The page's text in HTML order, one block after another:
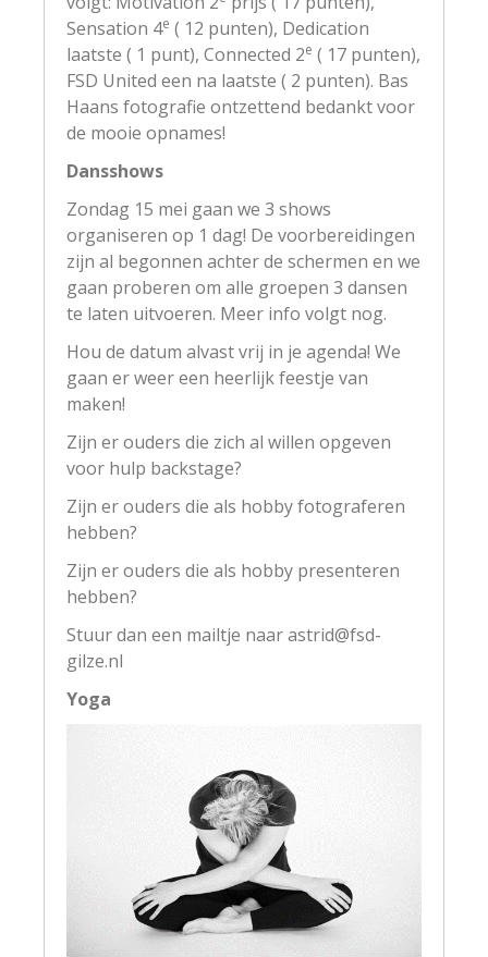
Sensation 4e ( 12 punten), Dedication
laatste ( 1 punt), Connected 2e ( 17 punten),
FSD United een na laatste ( 2 punten). Bas
Haans fotografie ontzettend bedankt voor
de mooie opnames!
Dansshows
Zondag 15 mei gaan we 3 shows
organiseren op 1 dag! De voorbereidingen
zijn al begonnen achter de schermen en we
gaan proberen om alle groepen 3 dansen
te laten uitvoeren. Meer info volgt nog.
Hou de datum alvast vrij in je agenda! We
gaan er weer een heerlijk feestje van
maken!
Zijn er ouders die zich al willen opgeven
voor hulp backstage?
Zijn er ouders die als hobby fotograferen
hebben?
Zijn er ouders die als hobby presenteren
hebben?
Stuur dan een mailtje naarastrid@fsd-
gilze.nl
Yoga